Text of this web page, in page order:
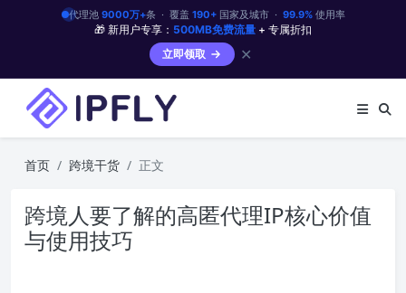
代理池 9000万+条 · 覆盖 190+国家及城市 · 99.9%使用率
🎁 新用户专享： 500MB免费流量 + 专属折扣
立即领取
✕
首页 跨境干货 正文
跨境人要了解的高匿代理IP核心价值
与使用技巧